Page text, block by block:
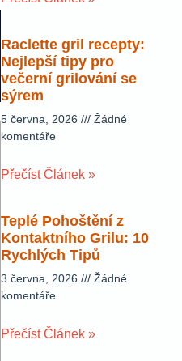
Raclette gril recepty:
Nejlepší tipy pro
večerní grilování se
sýrem
5 června, 2026
Žádné
komentáře
Přečíst Článek »
Teplé Pohoštění z
Kontaktního Grilu: 10
Rychlých Tipů
3 června, 2026
Žádné
komentáře
Přečíst Článek »